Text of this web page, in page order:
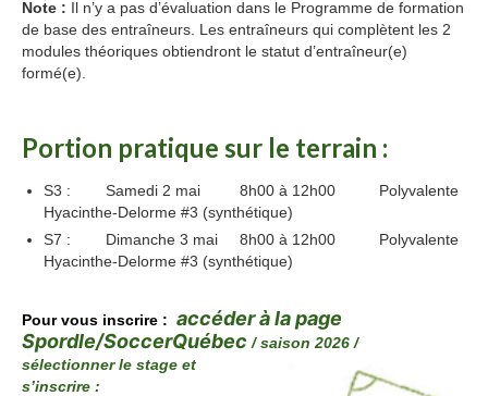
Note : Il n’y a pas d’évaluation dans le Programme de formation
de base des entraîneurs. Les entraîneurs qui complètent les 2
modules théoriques obtiendront le statut d’entraîneur(e)
formé(e).
Portion pratique sur le terrain :
S3 : Samedi 2 mai 8h00 à 12h00 Polyvalente
Hyacinthe-Delorme #3 (synthétique)
S7 : Dimanche 3 mai 8h00 à 12h00 Polyvalente
Hyacinthe-Delorme #3 (synthétique)
Pour vous inscrire : accéder à la page
Spordle/SoccerQuébec / saison 2026 /
sélectionner le stage et
s’inscrire :